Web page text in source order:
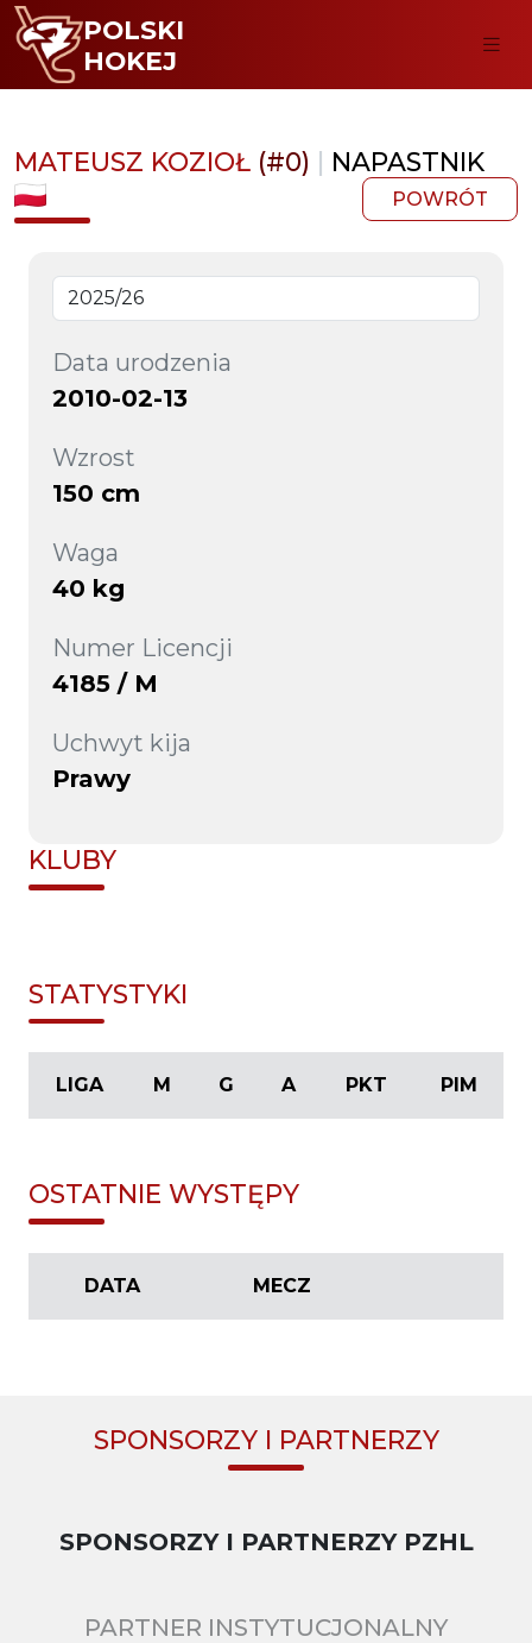
POLSKI
HOKEJ
MATEUSZ KOZIOŁ (#0) | NAPASTNIK
POWRÓT
Data urodzenia
2010-02-13
Wzrost
150 cm
Waga
40 kg
Numer Licencji
4185 / M
Uchwyt kija
Prawy
KLUBY
STATYSTYKI
LIGA M G A PKT PIM
OSTATNIE WYSTĘPY
DATA MECZ
SPONSORZY I PARTNERZY
SPONSORZY I PARTNERZY PZHL
PARTNER INSTYTUCJONALNY